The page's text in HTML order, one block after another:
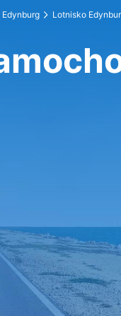
Edynburg Lotnisko